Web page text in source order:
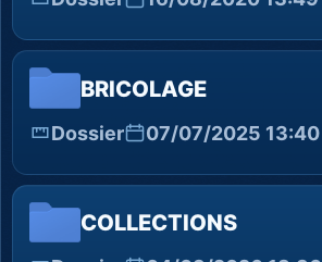
BRICOLAGE
Dossier 07/07/2025 13:40
COLLECTIONS